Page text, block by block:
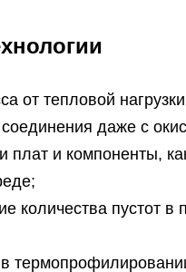
от тепловой
даже с
плат и компоненты,
количества пустот